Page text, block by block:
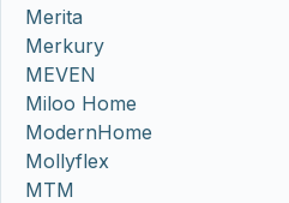
Merita
Merkury
MEVEN
Miloo Home
ModernHome
Mollyflex
MTM